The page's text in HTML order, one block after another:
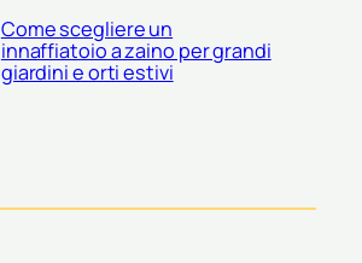
Come scegliere un
innaffiatoio a zaino per grandi
giardini e orti estivi